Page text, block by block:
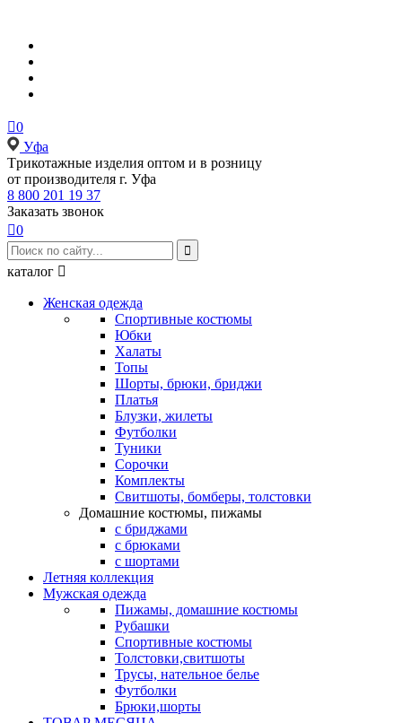
0
Уфа
Tрикотажные изделия оптом и в розницу
от производителя г. Уфа
8 800 201 19 37
Заказать звонок
0

каталог 
Женская одежда
Спортивные костюмы
Юбки
Халаты
Топы
Шорты, брюки, бриджи
Платья
Блузки, жилеты
Футболки
Туники
Сорочки
Комплекты
Свитшоты, бомберы, толстовки
Домашние костюмы, пижамы
с бриджами
с брюками
с шортами
Летняя коллекция
Мужская одежда
Пижамы, домашние костюмы
Рубашки
Спортивные костюмы
Толстовки,свитшоты
Трусы, нательное белье
Футболки
Брюки,шорты